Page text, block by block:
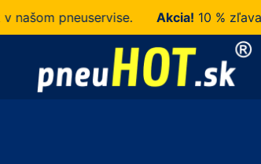
pneuservise. Akcia!10 % zľava na